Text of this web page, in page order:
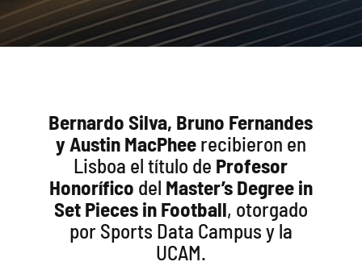
Bernardo Silva, Bruno Fernandes
y Austin MacPheerecibieron en
Lisboa el título de Profesor
Honorífico del Master’s Degree in
Set Pieces in Football, otorgado
por Sports Data Campus y la
UCAM.